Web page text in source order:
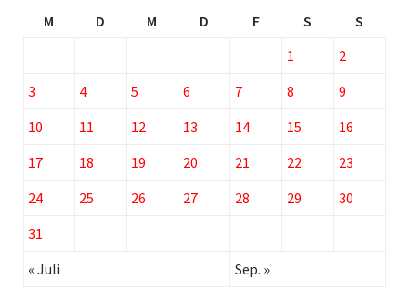
M D M D F S
S
1
2
3
4 5 6 7 8
9
10
11 12 13 14 15
16
17
18 19 20 21 22
23
24
25 26 27 28 29
30
31
« Juli
Sep. »